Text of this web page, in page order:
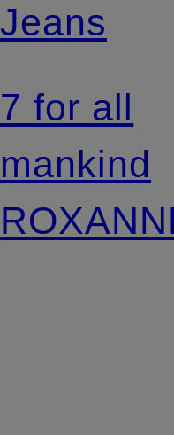
Jeans
7 for all
mankind